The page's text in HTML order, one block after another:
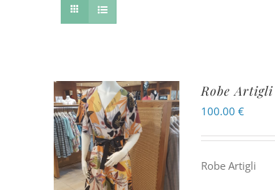
Robe Artigli
100.00€
Robe Artigli